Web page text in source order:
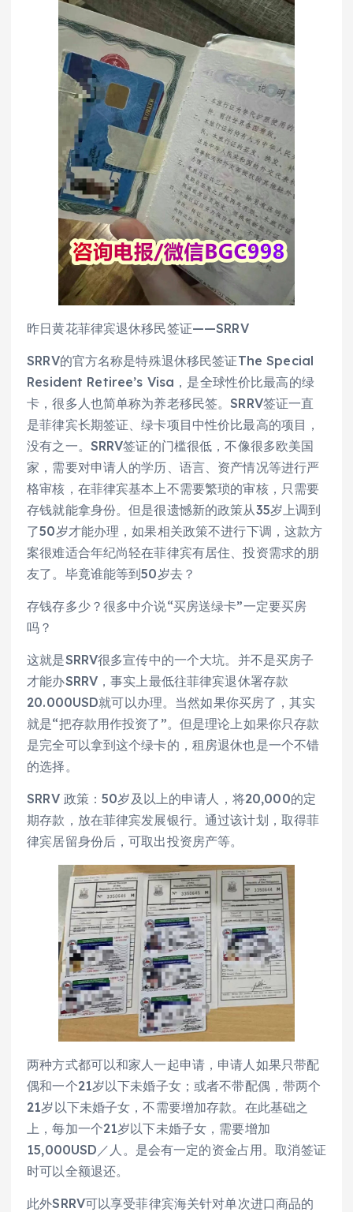
昨日黄花菲律宾退休移民签证——SRRV
SRRV的官方名称是特殊退休移民签证The Special
Resident Retiree’s Visa，是全球性价比最高的绿
卡，很多人也简单称为养老移民签。SRRV签证一直
是菲律宾长期签证、绿卡项目中性价比最高的项目，
没有之一。SRRV签证的门槛很低，不像很多欧美国
家，需要对申请人的学历、语言、资产情况等进行严
格审核，在菲律宾基本上不需要繁琐的审核，只需要
存钱就能拿身份。但是很遗憾新的政策从35岁上调到
了50岁才能办理，如果相关政策不进行下调，这款方
案很难适合年纪尚轻在菲律宾有居住、投资需求的朋
友了。毕竟谁能等到50岁去？
存钱存多少？很多中介说“买房送绿卡”一定要买房
吗？
这就是SRRV很多宣传中的一个大坑。并不是买房子
才能办SRRV，事实上最低往菲律宾退休署存款
20.000USD就可以办理。当然如果你买房了，其实
就是“把存款用作投资了”。但是理论上如果你只存款
是完全可以拿到这个绿卡的，租房退休也是一个不错
的选择。
SRRV 政策：50岁及以上的申请人，将20,000的定
期存款，放在菲律宾发展银行。通过该计划，取得菲
律宾居留身份后，可取出投资房产等。
两种方式都可以和家人一起申请，申请人如果只带配
偶和一个21岁以下未婚子女；或者不带配偶，带两个
21岁以下未婚子女，不需要增加存款。在此基础之
上，每加一个21岁以下未婚子女，需要增加
15,000USD／人。是会有一定的资金占用。取消签证
时可以全额退还。
此外SRRV可以享受菲律宾海关针对单次进口商品的